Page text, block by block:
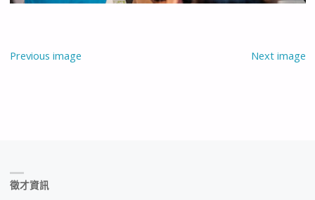
Previous image Next image
徵才資訊